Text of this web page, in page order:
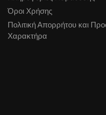
Όροι Χρήσης
Πολιτική Απορρήτου και
Χαρακτήρα